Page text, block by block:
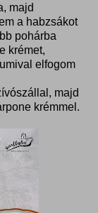
majd
a habzsákot
pohárba
krémet,
elfogom
majd
krémmel.